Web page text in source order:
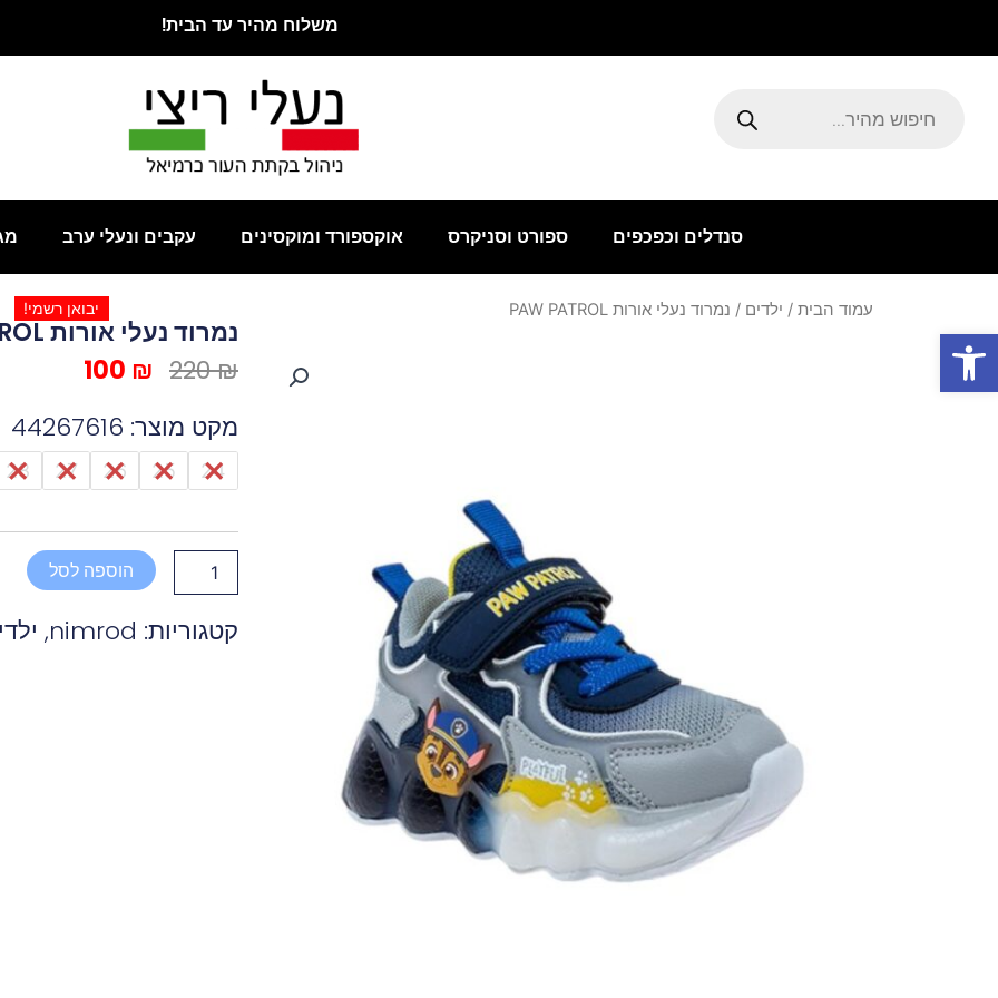
פתח סרגל נגישות
משלוח מהיר עד הבית!
סנדלים וכפכפים ספורט וסניקרס אוקספורד ומוקסינים עקבים ונעלי ערב
עמוד הבית / ילדים / נמרוד נעלי אורות PAW PATROL יבואן רשמי!
נמרוד נעלי אורות PAW PATROL
220₪ המחיר
היה:
220 ₪.
100 ₪
הוא:
100 ₪.
מקט מוצר: 44267616
24
25
26
27
28
כמות
של
PAW
הוספה לסל
קטגוריות: nimrod
,